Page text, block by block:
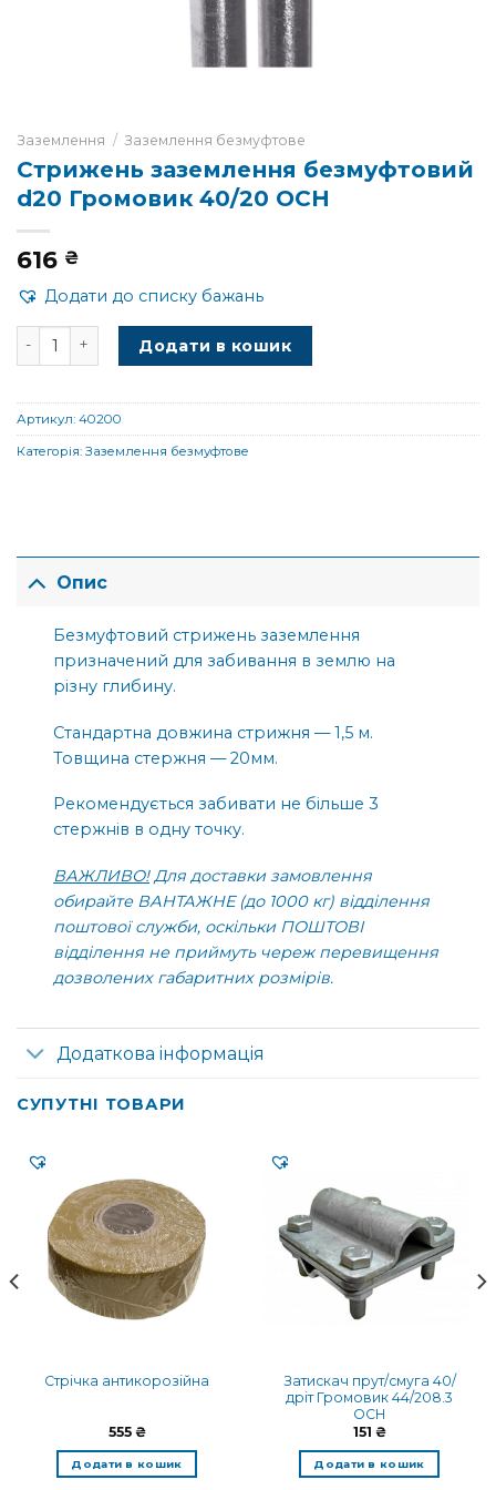
Заземлення / Заземлення безмуфтове
Стрижень заземлення безмуфтовий
d20 Громовик 40/20 OCH
616 ₴
Додати до списку бажань
Стрижень заземлення безмуфтовий d20 Громовик 40/20
Додати в кошик
Артикул: 40200
Категорія: Заземлення безмуфтове
Опис
Безмуфтовий стрижень заземлення
призначений для забивання в землю на
різну глибину.
Стандартна довжина стрижня — 1,5 м.
Товщина стержня — 20мм.
Рекомендується забивати не більше 3
стержнів в одну точку.
ВАЖЛИВО!Для доставки замовлення
обирайте ВАНТАЖНЕ (до 1000 кг) відділення
поштової служби, оскільки ПОШТОВІ
відділення не приймуть череж перевищення
дозволених габаритних розмірів.
Додаткова інформація
СУПУТНІ ТОВАРИ
Стрічка антикорозійна
555 ₴
Додати в кошик
Затискач прут/смуга 40/
дріт Громовик 44/208.3
OCH
151 ₴
Додати в кошик